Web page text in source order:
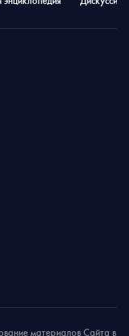
материалов Сайта в